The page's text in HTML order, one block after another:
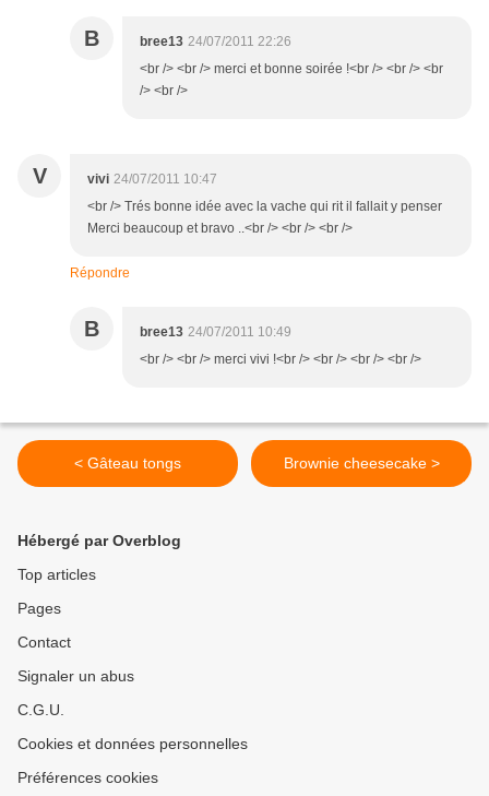
B bree13 24/07/2011 22:26
<br /> <br /> merci et bonne soirée !<br /> <br /> <br
/> <br />
V vivi 24/07/2011 10:47
<br /> Trés bonne idée avec la vache qui rit il fallait y penser
Merci beaucoup et bravo ..<br /> <br /> <br />
Répondre
B bree13 24/07/2011 10:49
<br /> <br /> merci vivi !<br /> <br /> <br /> <br />
< Gâteau tongs Brownie cheesecake >
Hébergé par Overblog
Top articles
Pages
Contact
Signaler un abus
C.G.U.
Cookies et données personnelles
Préférences cookies